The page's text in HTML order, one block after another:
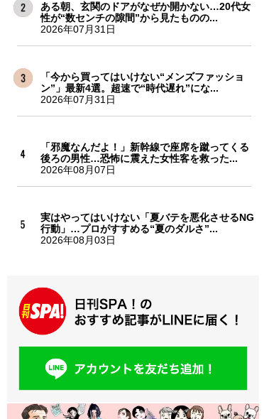
ある朝、玄関のドアがなぜか開かない…20代女
性が“数センチの隙間”から見たものの...
2026年07月31日
「今から買ってはいけない“メンズファッショ
ン”」最新4選。超速で“時代遅れ”にな...
2026年07月31日
「邪魔なんだよ！」新幹線で座席を蹴ってくる
後ろの男性…恐怖に震えた女性客を救った...
2026年08月07日
実はやってはいけない「夏バテを悪化させるNG
行動」…プロがすすめる“夏のダルさ”...
2026年08月03日